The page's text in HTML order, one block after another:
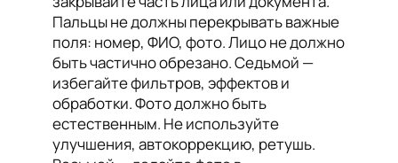
Пальцы не должны перекрывать важные
поля: номер, ФИО, фото. Лицо не должно
быть частично обрезано. Седьмой —
избегайте фильтров, эффектов и
обработки. Фото должно быть
естественным. Не используйте
улучшения, автокоррекцию, ретушь.